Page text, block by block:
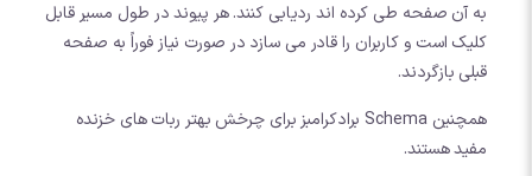
به آن صفحه طی کرده اند ردیابی کنند. هر پیوند در طول مسیر قابل
کلیک است و کاربران را قادر می سازد در صورت نیاز فوراً به صفحه
قبلی بازگردند.
همچنین Schema برادکرامبز برای چرخش بهتر ربات های خزنده
مفید هستند.